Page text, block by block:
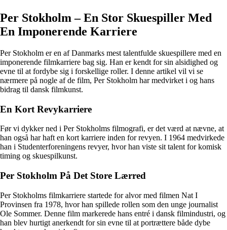
Per Stokholm – En Stor Skuespiller Med
En Imponerende Karriere
Per Stokholm er en af Danmarks mest talentfulde skuespillere med en
imponerende filmkarriere bag sig. Han er kendt for sin alsidighed og
evne til at fordybe sig i forskellige roller. I denne artikel vil vi se
nærmere på nogle af de film, Per Stokholm har medvirket i og hans
bidrag til dansk filmkunst.
En Kort Revykarriere
Før vi dykker ned i Per Stokholms filmografi, er det værd at nævne, at
han også har haft en kort karriere inden for revyen. I 1964 medvirkede
han i Studenterforeningens revyer, hvor han viste sit talent for komisk
timing og skuespilkunst.
Per Stokholm På Det Store Lærred
Per Stokholms filmkarriere startede for alvor med filmen Nat I
Provinsen fra 1978, hvor han spillede rollen som den unge journalist
Ole Sommer. Denne film markerede hans entré i dansk filmindustri, og
han blev hurtigt anerkendt for sin evne til at portrættere både dybe